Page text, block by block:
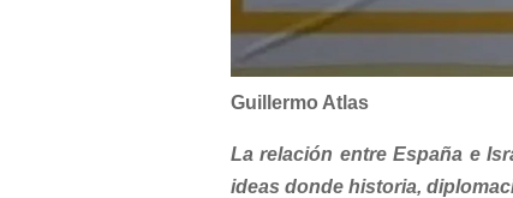
Guillermo Atlas
La relación entre España e
ideas donde historia,